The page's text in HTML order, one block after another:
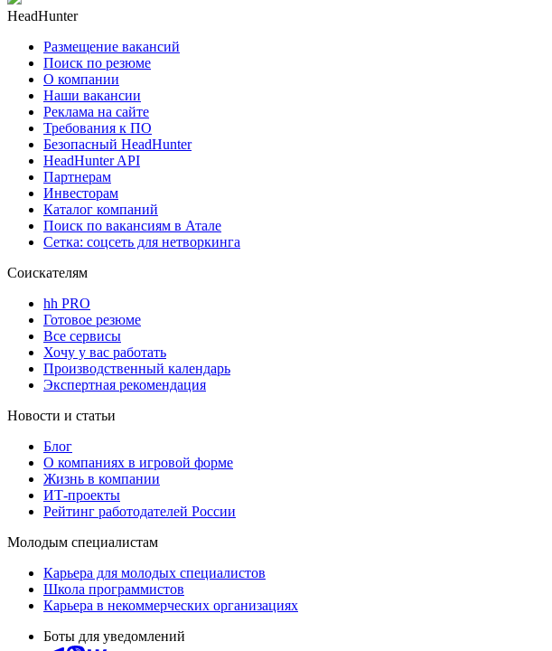
HeadHunter
Размещение вакансий
Поиск по резюме
О компании
Наши вакансии
Реклама на сайте
Требования к ПО
Безопасный HeadHunter
HeadHunter API
Партнерам
Инвесторам
Каталог компаний
Поиск по вакансиям в Атале
Сетка: соцсеть для нетворкинга
Соискателям
hh PRO
Готовое резюме
Все сервисы
Хочу у вас работать
Производственный календарь
Экспертная рекомендация
Новости и статьи
Блог
О компаниях в игровой форме
Жизнь в компании
ИТ-проекты
Рейтинг работодателей России
Молодым специалистам
Карьера для молодых специалистов
Школа программистов
Карьера в некоммерческих организациях
Боты для уведомлений